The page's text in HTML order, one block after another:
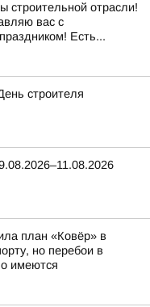
строительной отрасли!
вас с
Есть...
строителя
план «Ковёр» в
но перебои в
имеются